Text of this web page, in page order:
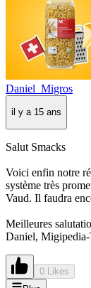
Daniel_Migros
il y a 15 ans
Salut Smacks
Voici enfin notre
système très
Vaud. Il faudra
Meilleures
Daniel, Migipedia-
0 Likes